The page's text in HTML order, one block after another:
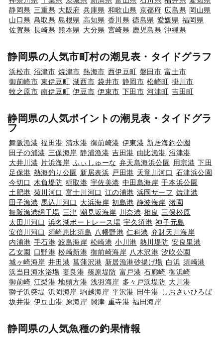
静岡県 三重県 大阪府 兵庫県 和歌山県 京都府 広島県 岡山県
山口県 鳥取県 島根県 高知県 香川県 徳島県 愛媛県 福岡県
佐賀県 長崎県 熊本県 大分県 宮崎県 鹿児島県 沖縄県
静岡県の人気市町村の潮見表・タイドグラフ
浜松市 沼津市 焼津市 熱海市 西伊豆町 磐田市 富士市
御前崎市 東伊豆町 湖西市 袋井市 静岡市 松崎町 掛川市
牧之原市 南伊豆町 伊豆市 伊東市 下田市 河津町 吉田町
静岡県の人気ポイントの潮見表・タイドグラ
フ
舞阪漁港 福田港 清水港 御前崎港 伊東港 新居海釣公園
田子の浦港 三保海岸 静浦漁港 吉田港 由比漁港 沼津港
大井川港 片浜海岸 ふぃしゅーな 弁天島海浜公園 用宗港 下田
足保港 熱海釣り公園 新居表浜 戸田港 天竜川河口 石津浜公園
今切口
木負堤防 稲取港 宇佐美港 中田島海岸 千本浜公園
土肥港 菊川河口 富士川河口 江の浦港 浜岡サーフ 焼津港
田子漁港 馬込川河口 大浜海岸 初島港 静波海岸 渚園
舞阪漁港網干場 三津 潮見坂海岸 川奈港 相良 三保松原
太田川河口 浜名湖ボートレース場 宇久須港 神子元島
安倍川河口 須崎恵比須島 八幡野港 仁科港 弁財天川海岸
内浦港 手石港 鮫島海岸 松崎港 小川港 熱川堤防 安良里港
乙女園 口野港 松崎新港 御前崎海岸 八木沢港 汐吹公園
城ヶ崎海岸 井田港 菖蒲沢港 新居漁港砂揚げ場 白浜 須崎港
浜当目海水浴場 妻良港 篠原堤防 富戸港 石廊崎 御浜崎
御前崎 江梨港 地頭方港 浅羽海岸 多々戸浜堤防 大川港
獅子浜突堤 浜岡海岸 駒越海岸 平沢港 田牛港 しおさいひろば
坂井港 伊豆山港 原海岸 興津 重寺港 福田海岸
静岡県の人気魚種の釣果情報